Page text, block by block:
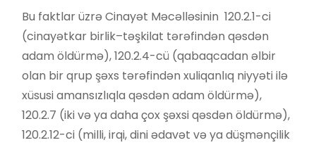
Bu faktlar üzrə Cinayət Məcəlləsinin 120.2.1-ci
(cinayətkar birlik–təşkilat tərəfindən qəsdən
adam öldürmə), 120.2.4-cü (qabaqcadan əlbir
olan bir qrup şəxs tərəfindən xuliqanlıq niyyəti ilə
xüsusi amansızlıqla qəsdən adam öldürmə),
120.2.7 (iki və ya daha çox şəxsi qəsdən öldürmə),
120.2.12-ci (milli, irqi, dini ədavət və ya düşmənçilik